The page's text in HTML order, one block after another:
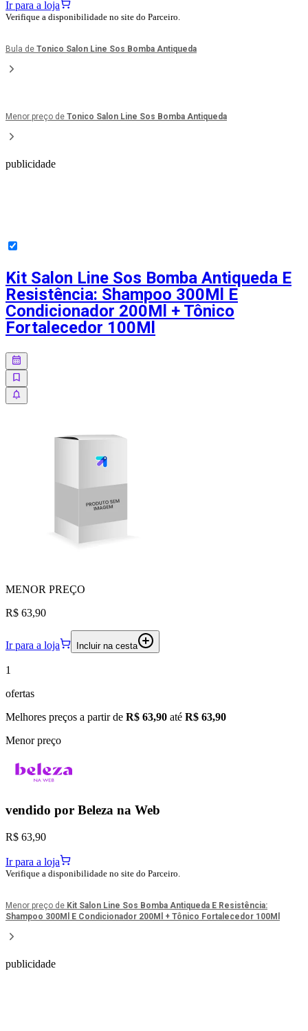
Ir para a loja
Verifique a disponibilidade no site do Parceiro.
Bula de Tonico Salon Line Sos Bomba Antiqueda
Menor preço de Tonico Salon Line Sos Bomba Antiqueda
publicidade
Kit Salon Line Sos Bomba Antiqueda E
Resistência: Shampoo 300Ml E
Condicionador 200Ml + Tônico
Fortalecedor 100Ml
MENOR PREÇO
R$ 63,90
Ir para a loja Incluir na cesta
1
ofertas
Melhores preços a partir de R$ 63,90 até R$ 63,90
Menor preço
vendido por Beleza na Web
R$ 63,90
Ir para a loja
Verifique a disponibilidade no site do Parceiro.
Menor preço de Kit Salon Line Sos Bomba Antiqueda E Resistência:
Shampoo 300Ml E Condicionador 200Ml + Tônico Fortalecedor 100Ml
publicidade